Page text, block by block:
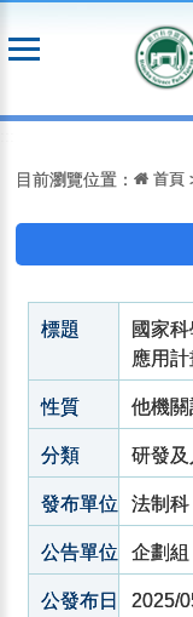
到
目前瀏覽位置： 首頁
標題
國家
應用
性質 他機
分類 研發
發布單位 法制科
公告單位 企劃組
公發布日
2025/